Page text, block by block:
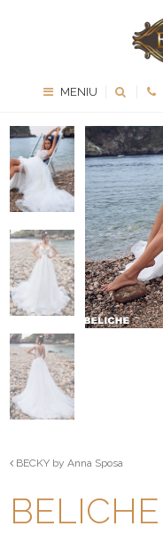
MENIU
BECKY by Anna Sposa
BELICHE